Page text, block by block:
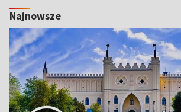
Najnowsze